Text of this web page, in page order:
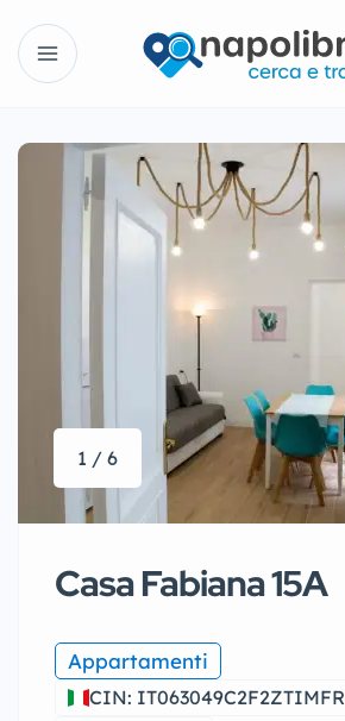
1 / 6
Casa Fabiana 15A
Appartamenti
CIN: IT063049C2F2ZTIMFR